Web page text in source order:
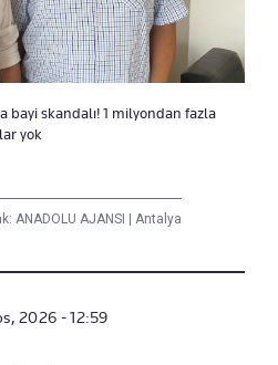
bayi skandalı! 1 milyondan fazla
yok
ANADOLU AJANSI | Antalya
2026 - 12:59